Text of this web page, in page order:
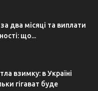
два місяці та виплати
що...
взимку: в Україні
гігават буде